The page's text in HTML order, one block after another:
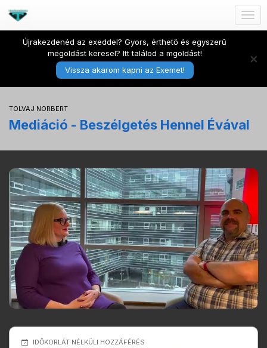
Újrakezdenéd az exeddel? Gyors, érthető és egyszerű
megoldást keresel? Itt találod a mgoldást!
Vissza akarom kapni az Exemet!
×
TOLVAJ NORBERT
Mediáció - Beszélgetés Hennel Évával
IDŐKORLÁT NÉLKÜLI HOZZÁFÉRÉS